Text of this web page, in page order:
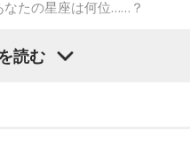
つ一つのプレーの重みが
たの星座は何位……？
読む